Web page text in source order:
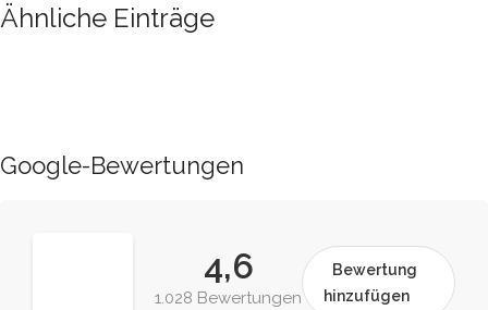
Ähnliche Einträge
Google-Bewertungen
4,6
1.028 Bewertungen
Bewertung
hinzufügen